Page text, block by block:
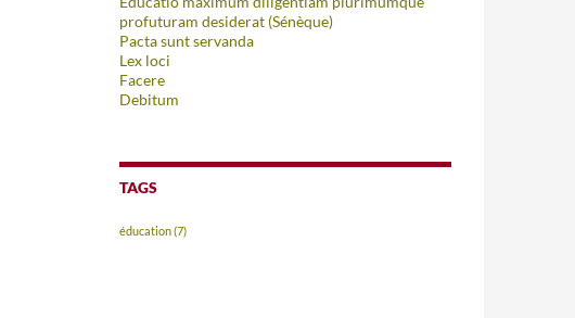
profuturam desiderat (Sénèque)
Pacta sunt servanda
Lex loci
Facere
Debitum
TAGS
éducation(7)